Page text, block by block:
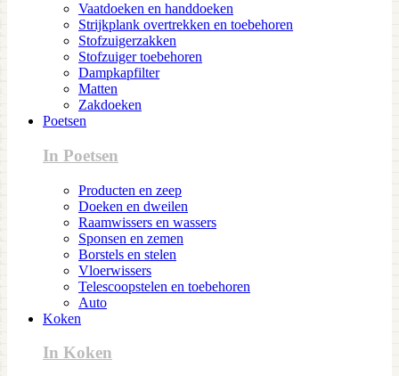
Vaatdoeken en handdoeken
Strijkplank overtrekken en toebehoren
Stofzuigerzakken
Stofzuiger toebehoren
Dampkapfilter
Matten
Zakdoeken
Poetsen
In Poetsen
Producten en zeep
Doeken en dweilen
Raamwissers en wassers
Sponsen en zemen
Borstels en stelen
Vloerwissers
Telescoopstelen en toebehoren
Auto
Koken
In Koken